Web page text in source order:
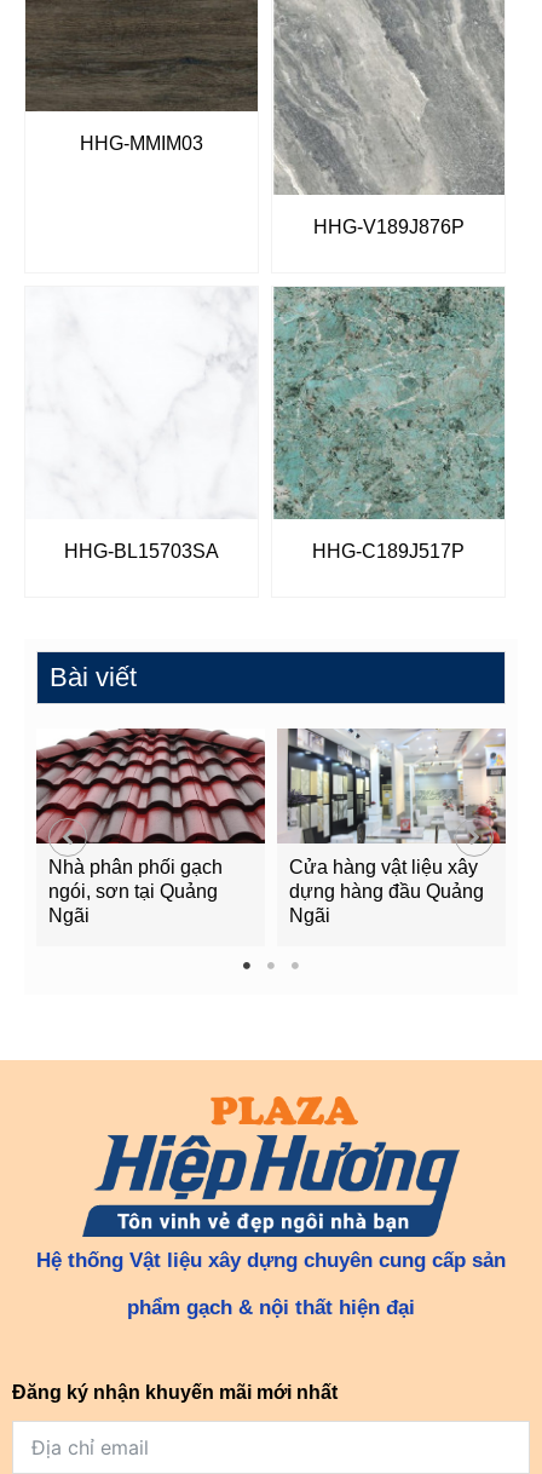
HHG-MMIM03
HHG-V189J876P
HHG-BL15703SA HHG-C189J517P
Bài viết
Nhà phân phối gạch
ngói, sơn tại Quảng
Ngãi
Cửa hàng vật liệu xây
dựng hàng đầu Quảng
Ngãi
1 2 3
Hệ thống Vật liệu xây dựng chuyên cung cấp sản
phẩm gạch & nội thất hiện đại
Đăng ký nhận khuyến mãi mới nhất